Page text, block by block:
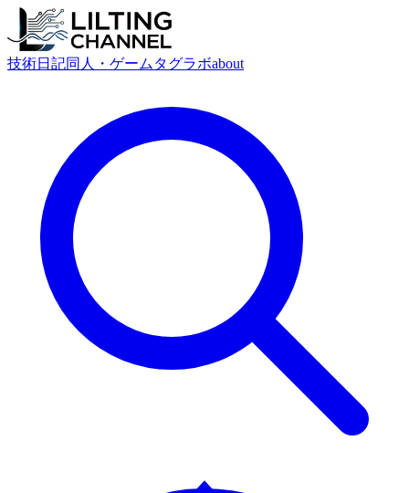
技術日記同人・ゲーム タグラボabout